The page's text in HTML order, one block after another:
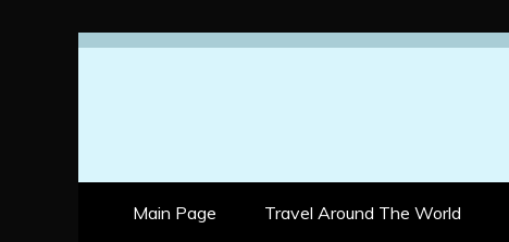
Skip
Main Page Travel Around The World